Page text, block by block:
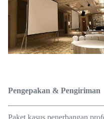
Pengepakan & Pengiriman
Paket kasus penerbangan